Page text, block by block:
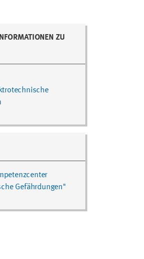
ZU
Gefährdungen"